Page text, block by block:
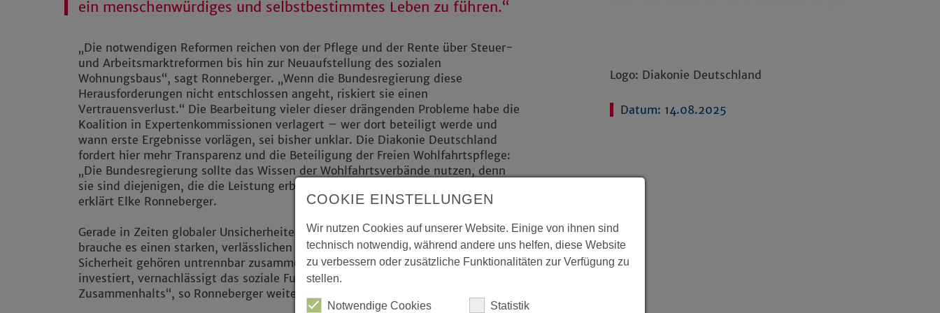
ein menschenwürdiges und selbstbestimmtes Leben zu führen.“
„Die notwendigen Reformen reichen von der Pflege und der Rente über Steuer-
und Arbeitsmarktreformen bis hin zur Neuaufstellung des sozialen
Wohnungsbaus“, sagt Ronneberger. „Wenn die Bundesregierung diese
Herausforderungen nicht entschlossen angeht, riskiert sie einen
Vertrauensverlust.“ Die Bearbeitung vieler dieser drängenden Probleme habe die
Koalition in Expertenkommissionen verlagert – wer dort beteiligt werde und
wann erste Ergebnisse vorlägen, sei bisher unklar. Die Diakonie Deutschland
fordert hier mehr Transparenz und die Beteiligung der Freien Wohlfahrtspflege:
„Die Bundesregierung sollte das Wissen der Wohlfahrtsverbände nutzen, denn
sie sind diejenigen, die die Leistung erbringen und nah bei den Menschen sind“,
erklärt Elke Ronneberger.
Gerade in Zeiten globaler Unsicherheiten und gesellschaftlicher Umbrüche
brauche es einen starken, verlässlichen Sozialstaat: „Innere, äußere und soziale
Sicherheit gehören untrennbar zusammen. Wer nur in Verteidigung und Brücken
investiert, vernachlässigt das soziale Fundament unseres gesellschaftlichen
Zusammenhalts“, so Ronneberger weiter.
Logo: Diakonie Deutschland
Datum: 14.08.2025
COOKIE EINSTELLUNGEN
Wir nutzen Cookies auf unserer Website. Einige von ihnen sind
technisch notwendig, während andere uns helfen, diese Website
zu verbessern oder zusätzliche Funktionalitäten zur Verfügung zu
stellen.
Notwendige Cookies Statistik